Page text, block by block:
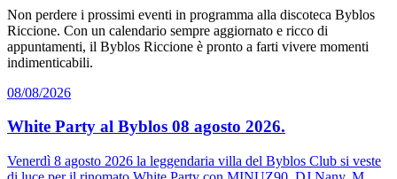
Non perdere i prossimi eventi in programma alla discoteca Byblos
Riccione. Con un calendario sempre aggiornato e ricco di
appuntamenti, il Byblos Riccione è pronto a farti vivere momenti
indimenticabili.
08/08/2026
White Party al Byblos 08 agosto 2026.
Venerdì 8 agosto 2026 la leggendaria villa del Byblos Club si veste